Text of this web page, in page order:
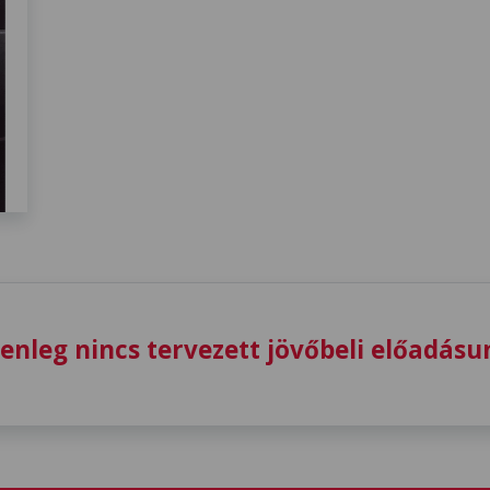
nincs tervezett jövőbeli